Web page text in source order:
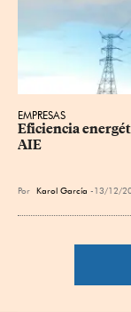
EMPRESAS
Eficiencia
AIE
Por Karol García 13/12/